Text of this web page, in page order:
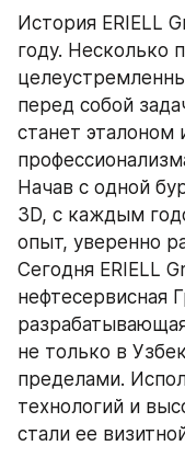
История ERIELL
году. Несколько
перед собой
станет эталоном
Начав с одной
3D, с каждым
опыт, уверенно
Сегодня ERIELL
нефтесервисная
не только в
пределами.
технологий и
стали ее